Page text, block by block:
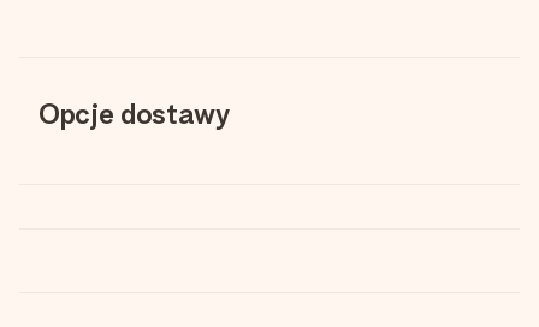
Opcje dostawy